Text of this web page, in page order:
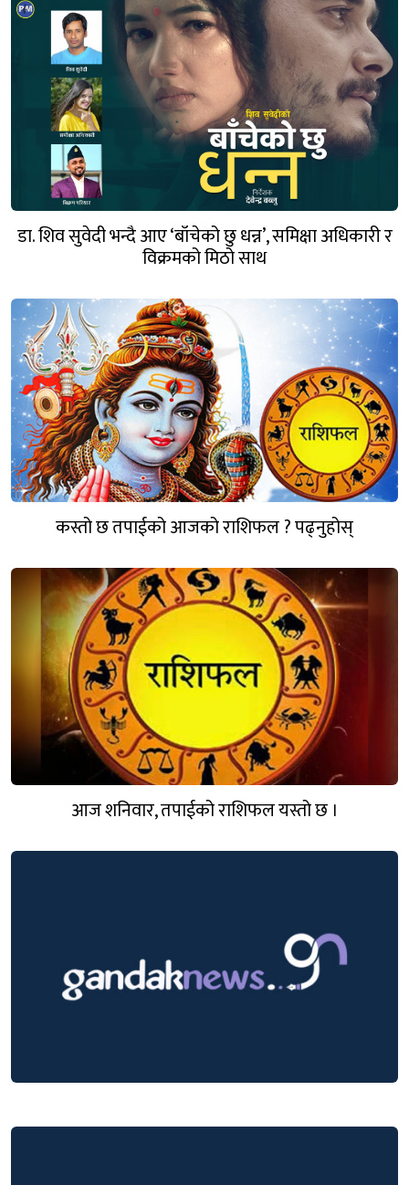
डा. शिव सुवेदी भन्दै आए ‘बाँचेको छु धन्न’, समिक्षा अधिकारी र
विक्रमको मिठो साथ
कस्तो छ तपाईको आजको राशिफल ? पढ्नुहोस्
आज शनिवार, तपाईको राशिफल यस्तो छ ।